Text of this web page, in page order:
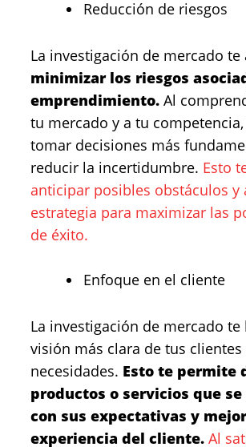
Reducción de riesgos
La investigación de mercado te
minimizar los riesgos
emprendimiento. Al
tu mercado y a tu
tomar decisiones más
reducir la incertidumbre. Esto
anticipar posibles obstáculos y
estrategia para maximizar las
de éxito.
Enfoque en el cliente
La investigación de mercado
visión más clara de tus clientes
necesidades. Esto te permite
productos o servicios que
con sus expectativas y
experiencia del cliente. Al